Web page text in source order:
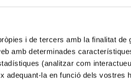
i de tercers amb la finalitat de
amb determinades
(analitzar com
adequant-la en funció dels vostres